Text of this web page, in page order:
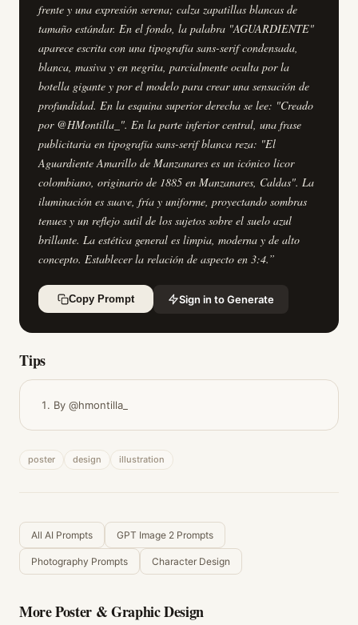
frente y una expresión serena; calza zapatillas blancas de
tamaño estándar. En el fondo, la palabra "AGUARDIENTE"
aparece escrita con una tipografía sans-serif condensada,
blanca, masiva y en negrita, parcialmente oculta por la
botella gigante y por el modelo para crear una sensación de
profundidad. En la esquina superior derecha se lee: "Creado
por @HMontilla_". En la parte inferior central, una frase
publicitaria en tipografía sans-serif blanca reza: "El
Aguardiente Amarillo de Manzanares es un icónico licor
colombiano, originario de 1885 en Manzanares, Caldas". La
iluminación es suave, fría y uniforme, proyectando sombras
tenues y un reflejo sutil de los sujetos sobre el suelo azul
brillante. La estética general es limpia, moderna y de alto
concepto. Establecer la relación de aspecto en 3:4.”
Copy Prompt Sign in to Generate
Tips
By @hmontilla_
poster design illustration
All AI Prompts GPT Image 2 Prompts
Photography Prompts Character Design
MorePoster & Graphic Design